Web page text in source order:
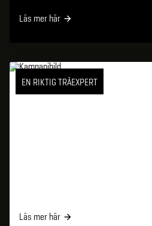
Läs mer här
EN RIKTIG TRÄEXPERT
Läs mer här